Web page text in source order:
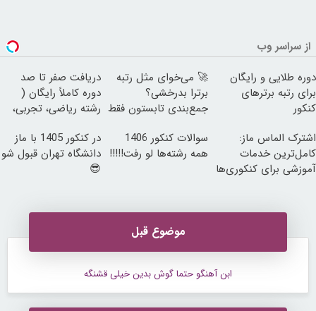
از سراسر وب
دوره طلایی و رایگان
برای رتبه برترهای
کنکور
🚀 می‌خوای مثل رتبه
برترا بدرخشی؟
جمع‌بندی تابستون فقط
دریافت صفر تا صد
دوره کاملاً رایگان (
رشته ریاضی، تجربی،
اشترک الماس ماز:
کامل‌ترین خدمات
آموزشی برای کنکوری‌ها
سوالات کنکور 1406
همه رشته‌ها لو رفت!!!!!
در کنکور 1405 با ماز
دانشگاه تهران قبول شو
😎
موضوع قبل
ابن آهنگو حتما گوش بدین خیلی قشنگه